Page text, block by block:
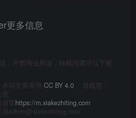
更多信息
，严禁商业用途，转载须遵守以下规
站文章采用 CC BY 4.0 ， 转载需：
页 https://m.xiakezhiting.com
admin@xiakezhiting.com